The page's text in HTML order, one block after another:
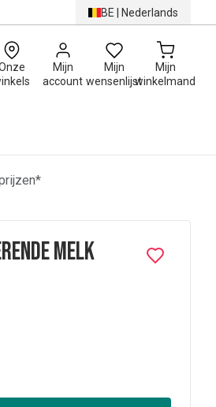
BE | Nederlands
Mijn
account
Mijn
wensenlijst
Mijn
winkelmand
Melk